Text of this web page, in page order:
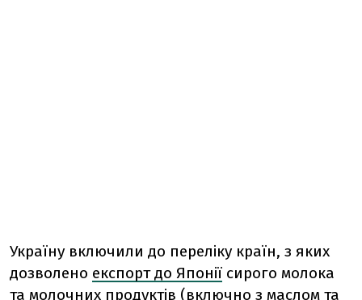
Україну включили до переліку країн, з яких
дозволено експорт до Японії сирого молока
та молочних продуктів (включно з маслом та